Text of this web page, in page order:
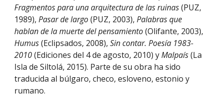
Fragmentos para una arquitectura de las ruinas(PUZ,
1989),Pasar de largo(PUZ, 2003),Palabras que
hablan de la muerte del pensamiento(Olifante, 2003),
Humus(Eclipsados, 2008),Sin contar. Poesía 1983-
2010(Ediciones del 4 de agosto, 2010) yMalpaís(La
Isla de Siltolá, 2015). Parte de su obra ha sido
traducida al búlgaro, checo, esloveno, estonio y
rumano.